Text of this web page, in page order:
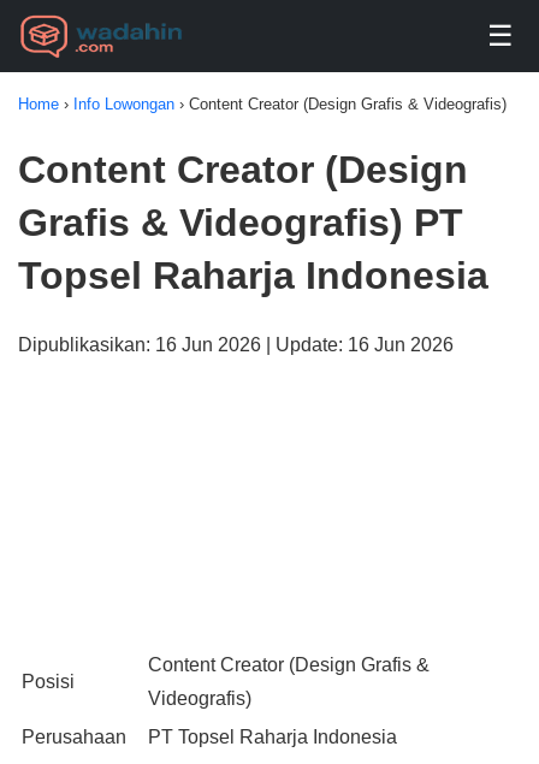
☰
Home › Info Lowongan › Content Creator (Design Grafis & Videografis)
Content Creator (Design
Grafis & Videografis) PT
Topsel Raharja Indonesia
Dipublikasikan: 16 Jun 2026 | Update: 16 Jun 2026
Posisi
Content Creator (Design Grafis &
Videografis)
Perusahaan
PT Topsel Raharja Indonesia